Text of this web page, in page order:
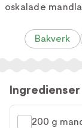
oskalade
Bakverk
Ingredienser
200 g